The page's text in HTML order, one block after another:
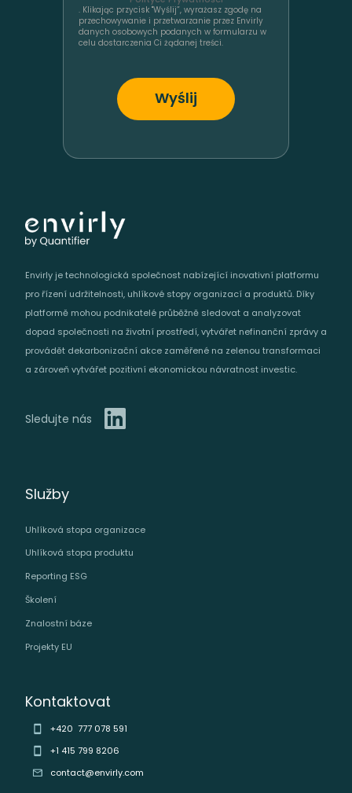
. Klikając przycisk "Wyślij”, wyrażasz zgodę na
przechowywanie i przetwarzanie przez Envirly
danych osobowych podanych w formularzu w
celu dostarczenia Ci żądanej treści.
Envirly je technologická společnost nabízející inovativní platformu
pro řízení udržitelnosti, uhlíkové stopy organizací a produktů. Díky
platformě mohou podnikatelé průběžně sledovat a analyzovat
dopad společnosti na životní prostředí, vytvářet nefinanční zprávy a
provádět dekarbonizační akce zaměřené na zelenou transformaci
a zároveň vytvářet pozitivní ekonomickou návratnost investic.
Sledujte nás
Služby
Uhlíková stopa organizace
Uhlíková stopa produktu
Reporting ESG
Školení
Znalostní báze
Projekty EU
Kontaktovat
+420 777 078 591
+1 415 799 8206
contact@envirly.com